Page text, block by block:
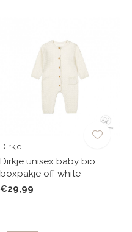
Dirkje
Dirkje unisex baby bio
boxpakje off white
€29,99